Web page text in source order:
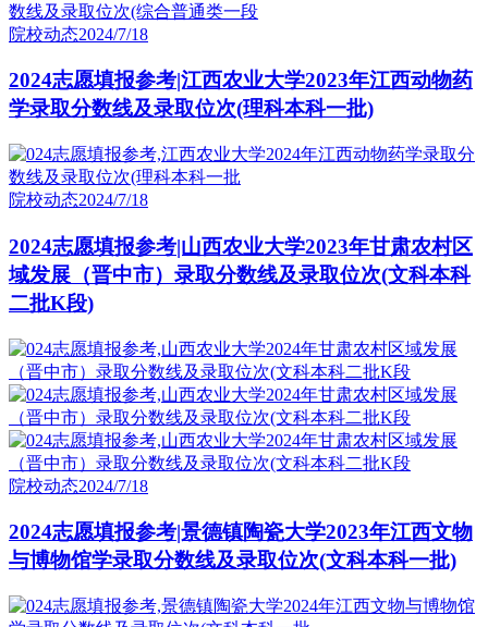
院校动态2024/7/18
2024志愿填报参考|江西农业大学2023年江西动物药
学录取分数线及录取位次(理科本科一批)
院校动态2024/7/18
2024志愿填报参考|山西农业大学2023年甘肃农村区
域发展（晋中市）录取分数线及录取位次(文科本科
二批K段)
院校动态2024/7/18
2024志愿填报参考|景德镇陶瓷大学2023年江西文物
与博物馆学录取分数线及录取位次(文科本科一批)